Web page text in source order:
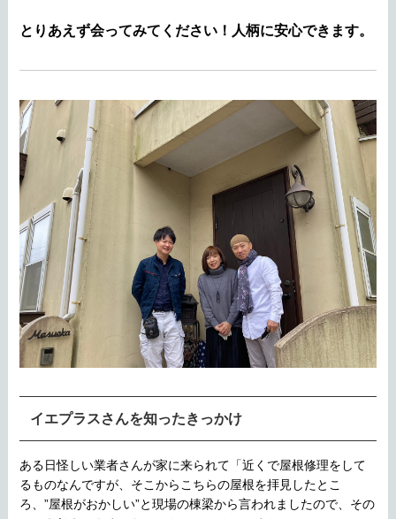
とりあえず会ってみてください！人柄に安心できます。
イエプラスさんを知ったきっかけ
ある日怪しい業者さんが家に来られて「近くで屋根修理をして
るものなんですが、そこからこちらの屋根を拝見したとこ
ろ、”屋根がおかしい”と現場の棟梁から言われましたので、その